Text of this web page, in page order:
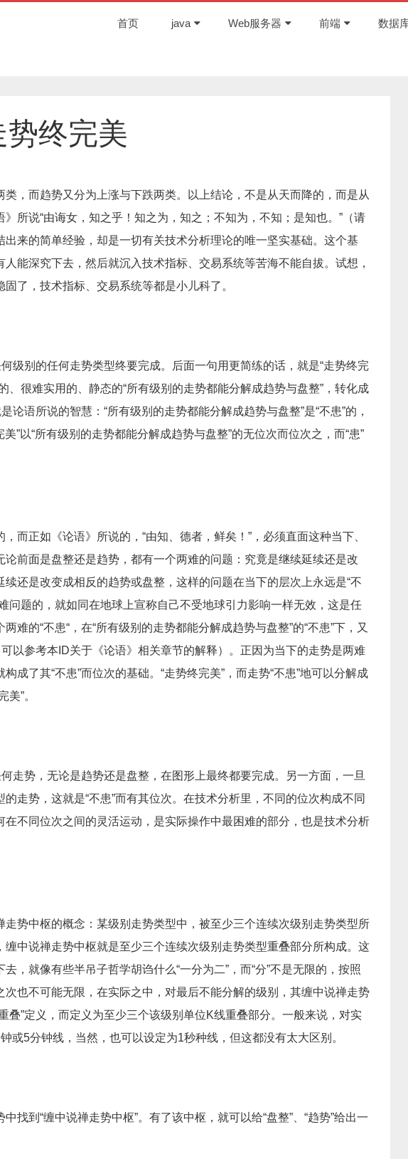
首页 java Web服务器 前端 数据
终完美
，而趋势又分为上涨与下跌两类。以上结论，不是从天而降的，而是从
所说“由诲女，知之乎！知之为，知之；不知为，不知；是知也。”（请
来的简单经验，却是一切有关技术分析理论的唯一坚实基础。这个基
能深究下去，然后就沉入技术指标、交易系统等苦海不能自拔。试想，
了，技术指标、交易系统等都是小儿科了。
级别的任何走势类型终要完成。后面一句用更简练的话，就是“走势终完
、很难实用的、静态的“所有级别的走势都能分解成趋势与盘整”，转化成
论语所说的智慧：“所有级别的走势都能分解成趋势与盘整”是“不患”的，
”以“所有级别的走势都能分解成趋势与盘整”的无位次而位次之，而“患”
而正如《论语》所说的，“由知、德者，鲜矣！”，必须直面这种当下、
前面是盘整还是趋势，都有一个两难的问题：究竟是继续延续还是改
还是改变成相反的趋势或盘整，这样的问题在当下的层次上永远是“不
问题的，就如同在地球上宣称自己不受地球引力影响一样无效，这是任
难的“不患“，在“所有级别的走势都能分解成趋势与盘整”的“不患”下，又
以参考本ID关于《论语》相关章节的解释）。正因为当下的走势是两难
成了其“不患”而位次的基础。“走势终完美”，而走势“不患”地可以分解成
”。
走势，无论是趋势还是盘整，在图形上最终都要完成。另一方面，一旦
走势，这就是“不患”而有其位次。在技术分析里，不同的位次构成不同
不同位次之间的灵活运动，是实际操作中最困难的部分，也是技术分析
势中枢的概念：某级别走势类型中，被至少三个连续次级别走势类型所
中说禅走势中枢就是至少三个连续次级别走势类型重叠部分所构成。这
，就像有些半吊子哲学胡诌什么“一分为二”，而“分”不是无限的，按照
也不可能无限，在实际之中，对最后不能分解的级别，其缠中说禅走势
叠”定义，而定义为至少三个该级别单位K线重叠部分。一般来说，对实
或5分钟线，当然，也可以设定为1秒种线，但这都没有太大区别。
找到“缠中说禅走势中枢”。有了该中枢，就可以给“盘整”、“趋势”给出一